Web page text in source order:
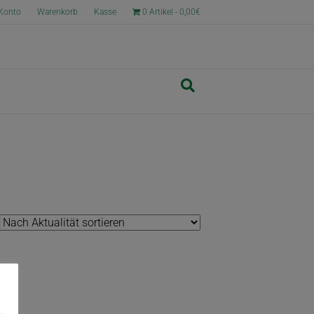
Warenkorb Kasse 0 Artikel 0,00€